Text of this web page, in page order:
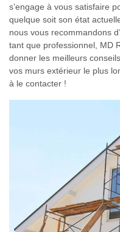
s’engage à vous satisfaire
quelque soit son état
nous vous recommandons
tant que professionnel, MD
donner les meilleurs
vos murs extérieur le plus
à le contacter !